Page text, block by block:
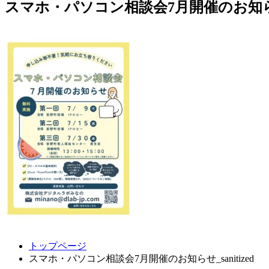
スマホ・パソコン相談会7月開催のお知
トップページ
スマホ・パソコン相談会7月開催のお知らせ_sanitized